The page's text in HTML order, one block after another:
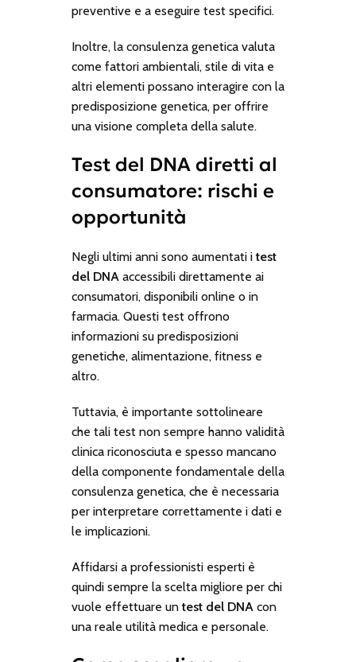
preventive e a eseguire test specifici.
Inoltre, la consulenza genetica valuta
come fattori ambientali, stile di vita e
altri elementi possano interagire con la
predisposizione genetica, per offrire
una visione completa della salute.
Test del DNA diretti al
consumatore: rischi e
opportunità
Negli ultimi anni sono aumentati itest
del DNAaccessibili direttamente ai
consumatori, disponibili online o in
farmacia. Questi test offrono
informazioni su predisposizioni
genetiche, alimentazione, fitness e
altro.
Tuttavia, è importante sottolineare
che tali test non sempre hanno validità
clinica riconosciuta e spesso mancano
della componente fondamentale della
consulenza genetica, che è necessaria
per interpretare correttamente i dati e
le implicazioni.
Affidarsi a professionisti esperti è
quindi sempre la scelta migliore per chi
vuole effettuare untest del DNAcon
una reale utilità medica e personale.